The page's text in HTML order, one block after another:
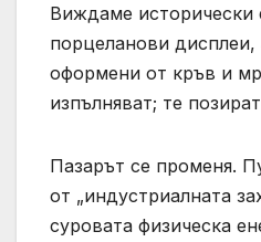
Виждаме исторически
порцеланови дисплеи,
оформени от кръв и
изпълняват; те
Пазарът се променя.
от „индустриалната
суровата физическа